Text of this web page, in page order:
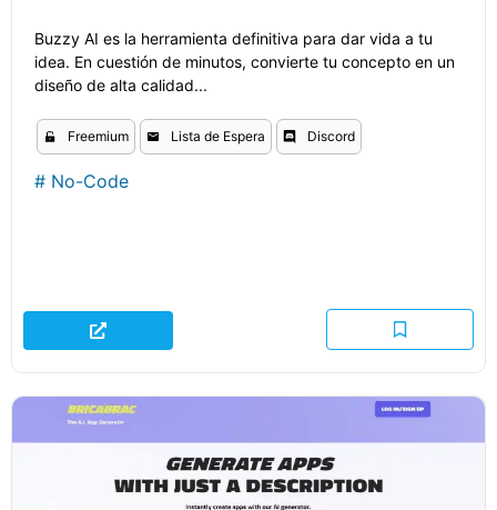
Buzzy AI es la herramienta definitiva para dar vida a tu
idea. En cuestión de minutos, convierte tu concepto en un
diseño de alta calidad...
Freemium Lista de Espera Discord
# No-Code